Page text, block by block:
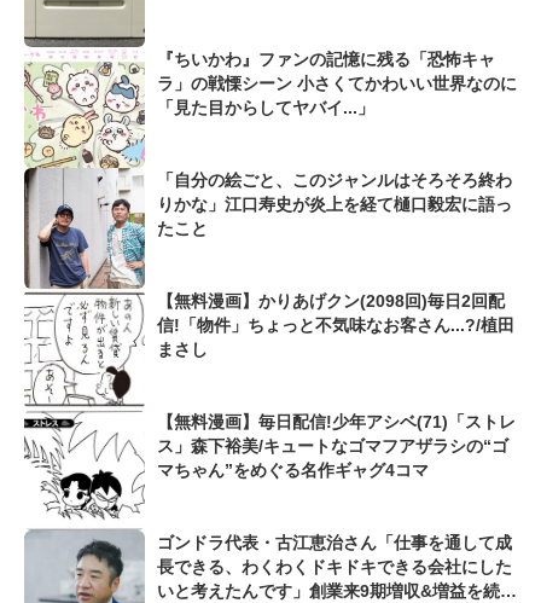
『ちいかわ』ファンの記憶に残る「恐怖キャ
ラ」の戦慄シーン 小さくてかわいい世界なのに
「見た目からしてヤバイ...」
「自分の絵ごと、このジャンルはそろそろ終わ
りかな」江口寿史が炎上を経て樋口毅宏に語っ
たこと
【無料漫画】かりあげクン(2098回)毎日2回配
信!「物件」ちょっと不気味なお客さん...?/植田
まさし
【無料漫画】毎日配信!少年アシベ(71)「ストレ
ス」森下裕美/キュートなゴマフアザラシの“ゴ
マちゃん”をめぐる名作ギャグ4コマ
ゴンドラ代表・古江恵治さん「仕事を通して成
長できる、わくわくドキドキできる会社にした
いと考えたんです」創業来9期増収&増益を続け